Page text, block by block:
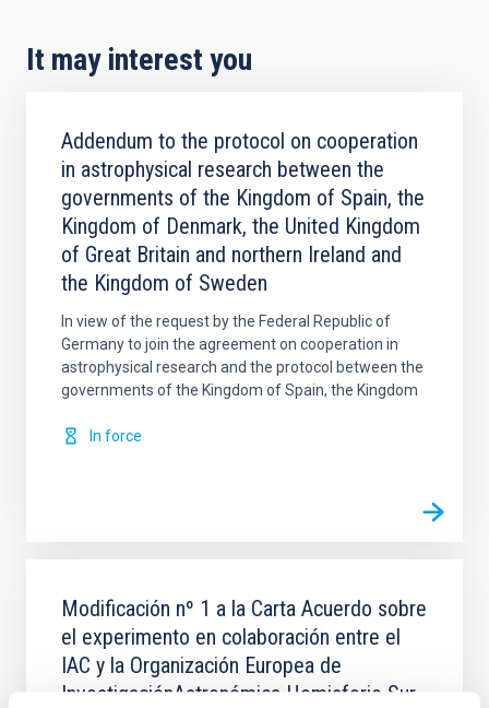
It may interest you
Addendum to the protocol on cooperation
in astrophysical research between the
governments of the Kingdom of Spain, the
Kingdom of Denmark, the United Kingdom
of Great Britain and northern Ireland and
the Kingdom of Sweden
In view of the request by the Federal Republic of
Germany to join the agreement on cooperation in
astrophysical research and the protocol between the
governments of the Kingdom of Spain, the Kingdom
In force
Modificación nº 1 a la Carta Acuerdo sobre
el experimento en colaboración entre el
IAC y la Organización Europea de
InvestigaciónAstronómica Hemisferio Sur.